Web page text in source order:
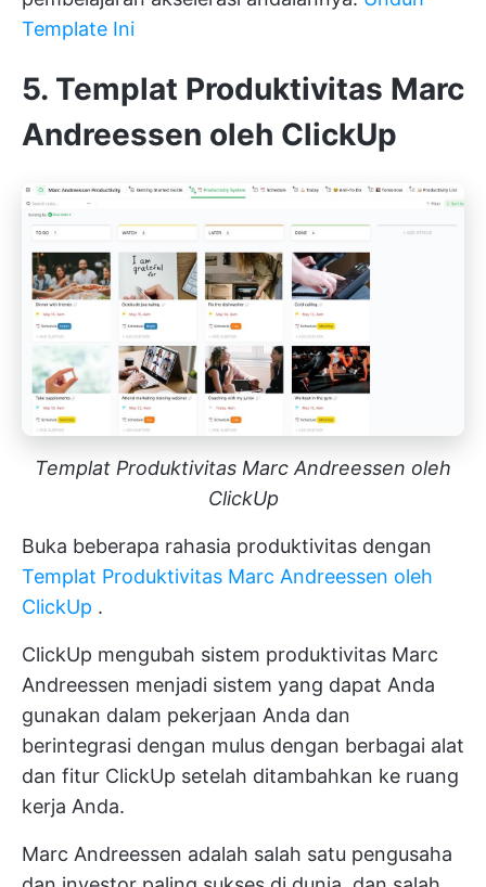
Template Ini
5. Templat Produktivitas Marc
Andreessen oleh ClickUp
Templat Produktivitas Marc Andreessen oleh
ClickUp
Buka beberapa rahasia produktivitas dengan
Templat Produktivitas Marc Andreessen oleh
ClickUp .
ClickUp mengubah sistem produktivitas Marc
Andreessen menjadi sistem yang dapat Anda
gunakan dalam pekerjaan Anda dan
berintegrasi dengan mulus dengan berbagai alat
dan fitur ClickUp setelah ditambahkan ke ruang
kerja Anda.
Marc Andreessen adalah salah satu pengusaha